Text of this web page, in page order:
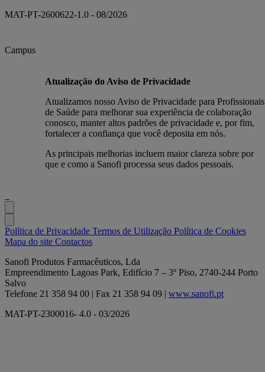
MAT-PT-2600622-1.0 - 08/2026
Campus
Atualização do Aviso de Privacidade
Atualizamos nosso Aviso de Privacidade para Profissionais
de Saúde para melhorar sua experiência de colaboração
conosco, manter altos padrões de privacidade e, por fim,
fortalecer a confiança que você deposita em nós.
As principais melhorias incluem maior clareza sobre por
que e como a Sanofi processa seus dados pessoais.
Política de Privacidade Termos de Utilização Política de Cookies
Mapa do site Contactos
Sanofi Produtos Farmacêuticos, Lda
Empreendimento Lagoas Park, Edifício 7 – 3º Piso, 2740-244 Porto
Salvo
Telefone 21 358 94 00 | Fax 21 358 94 09 | www.sanofi.pt
MAT-PT-2300016- 4.0 - 03/2026